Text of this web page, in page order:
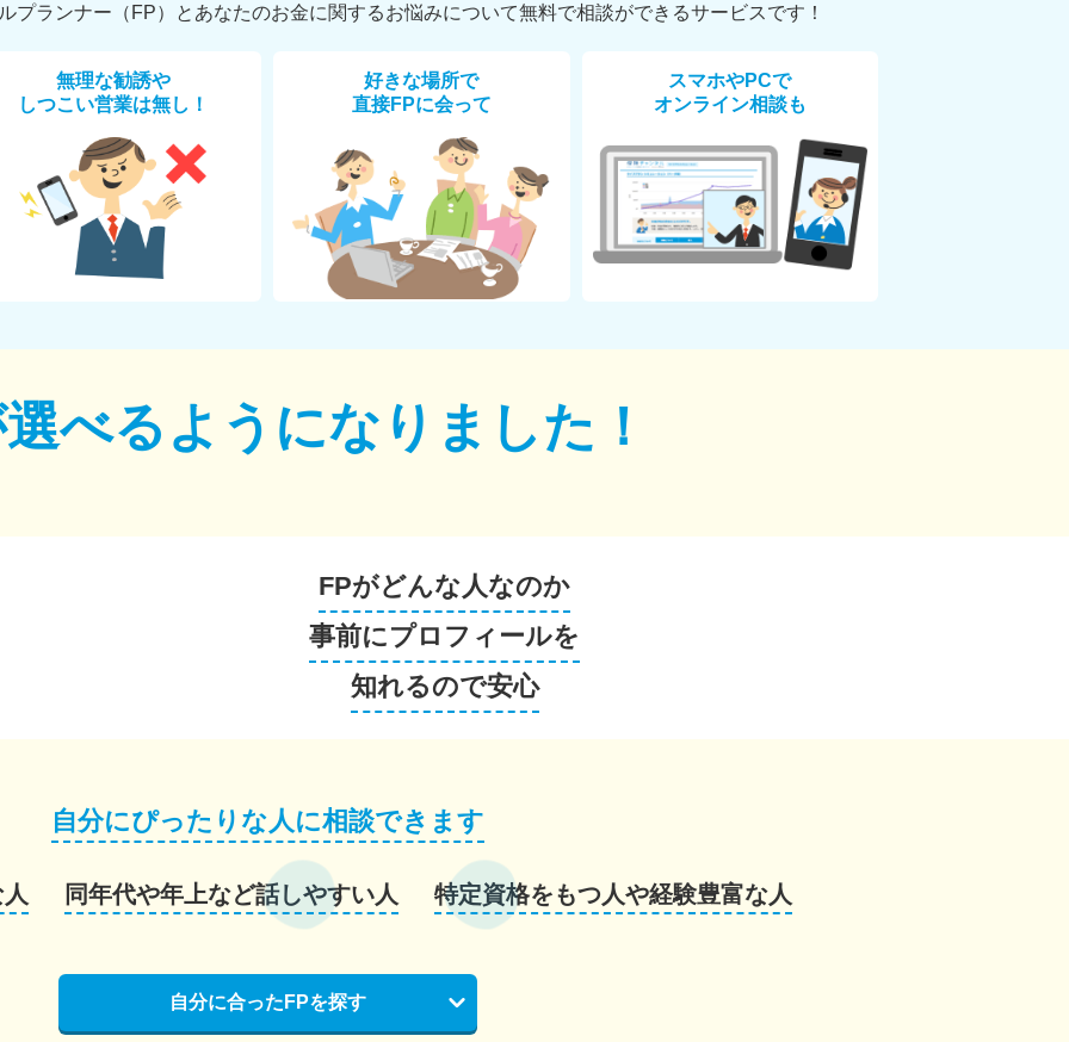
プランナー（FP）とあなたのお金に関するお悩みについて無料で相談ができるサービスです！
無理な勧誘や
しつこい営業は無し！
好きな場所で
直接FPに会って
スマホやPCで
オンライン相談も
べるようになりました！
FPがどんな人なのか
事前にプロフィールを
知れるので安心
自分にぴったりな人に相談できます
同年代や年上など話しやすい人 特定資格をもつ人や経験豊富な人
自分に合ったFPを探す